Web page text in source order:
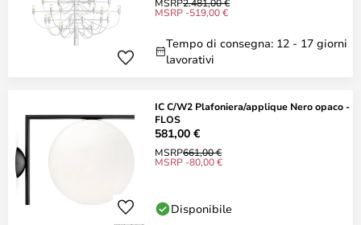
MSRP -519,00 €
Tempo di consegna: 12 - 17 giorni
lavorativi
IC C/W2 Plafoniera/applique Nero opaco -
FLOS
581,00 €
MSRP661,00 €
MSRP -80,00 €
Disponibile